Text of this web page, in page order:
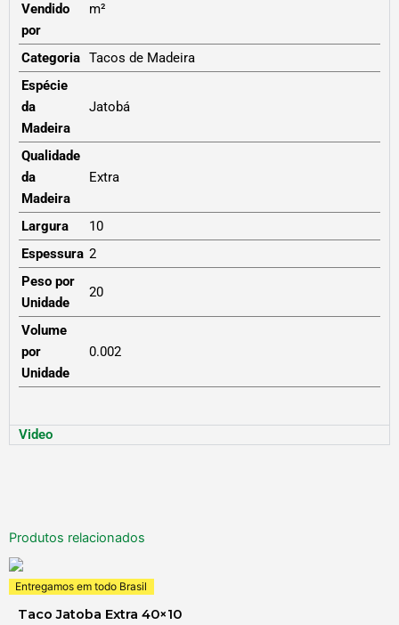
Vendido
por
m²
Categoria Tacos de Madeira
Espécie
da
Madeira
Jatobá
Qualidade
da
Madeira
Extra
Largura
10
Espessura 2
Peso por
Unidade
20
Volume
por
Unidade
0.002
Video
Produtos relacionados
Entregamos em todo Brasil
Taco Jatoba Extra 40×10